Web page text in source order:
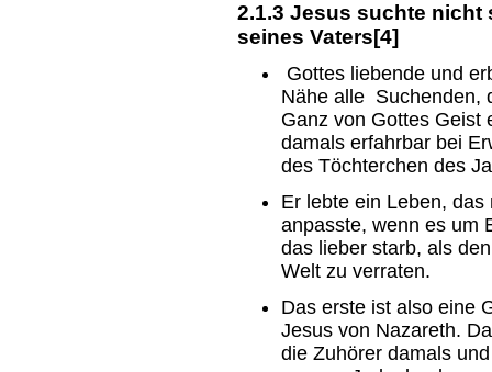
2.1.3 Jesus suchte nicht
seines Vaters[4]
Gottes liebende und
Nähe alle Suchenden,
Ganz von Gottes Geist
damals erfahrbar bei
des Töchterchen des
Er lebte ein Leben,
anpasste, wenn es um
das lieber starb, als
Welt zu verraten.
Das erste ist also eine
Jesus von Nazareth.
die Zuhörer damals